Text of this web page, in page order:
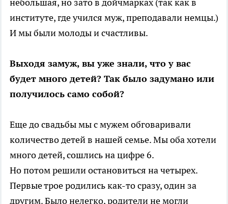
небольшая, но зато в дойчмарках (так как в
институте, где учился муж, преподавали немцы.)
И мы были молоды и счастливы.
Выходя замуж, вы уже знали, что у вас
будет много детей? Так было задумано или
получилось само собой?
Еще до свадьбы мы с мужем обговаривали
количество детей в нашей семье. Мы оба хотели
много детей, сошлись на цифре 6.
Но потом решили остановиться на четырех.
Первые трое родились как-то сразу, один за
другим. Было нелегко, родители не могли